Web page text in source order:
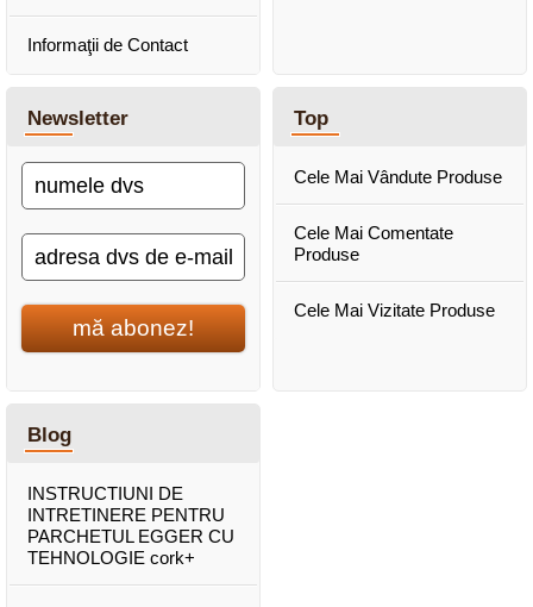
Informaţii de Contact
Newsletter
mă abonez!
Top
Cele Mai Vândute Produse
Cele Mai Comentate
Produse
Cele Mai Vizitate Produse
Blog
INSTRUCTIUNI DE
INTRETINERE PENTRU
PARCHETUL EGGER CU
TEHNOLOGIE cork+